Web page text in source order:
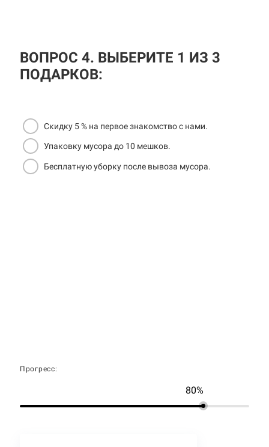
ВОПРОС 4. ВЫБЕРИТЕ 1 ИЗ 3
ПОДАРКОВ:
Скидку 5 % на первое знакомство с нами.
Упаковку мусора до 10 мешков.
Бесплатную уборку после вывоза мусора.
Прогресс:
80%